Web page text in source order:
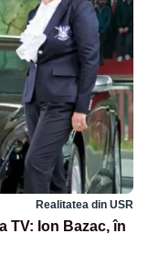
Realitatea din USR
TV: Ion Bazac, în